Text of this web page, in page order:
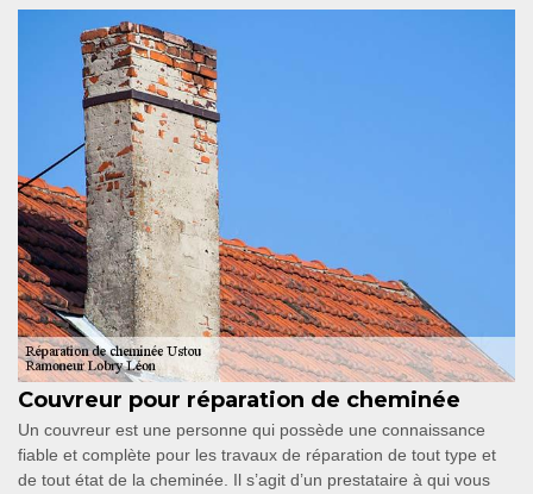
Couvreur pour réparation de cheminée
Un couvreur est une personne qui possède une connaissance
fiable et complète pour les travaux de réparation de tout type et
de tout état de la cheminée. Il s’agit d’un prestataire à qui vous